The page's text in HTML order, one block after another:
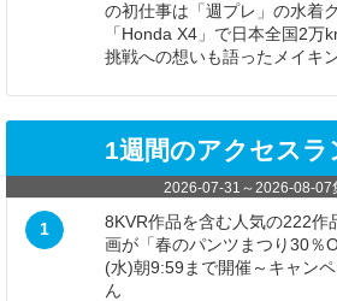
の初仕事は「週プレ」の水着
「Honda X4」で日本全国2万
挑戦への想いも語ったメイキ
1週間のアクセスラ
2026-07-31 ～2026-08-07
1
8KVR作品を含む人気の222作
画が「春のパンツまつり30％
(水)朝9:59まで開催～キャン
ん